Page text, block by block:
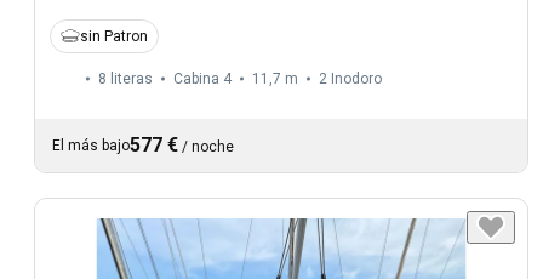
sin Patron
8 literas Cabina 4 11,7 m 2 Inodoro
El más bajo577 € / noche